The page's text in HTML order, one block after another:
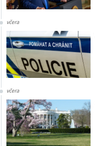
včera
včera